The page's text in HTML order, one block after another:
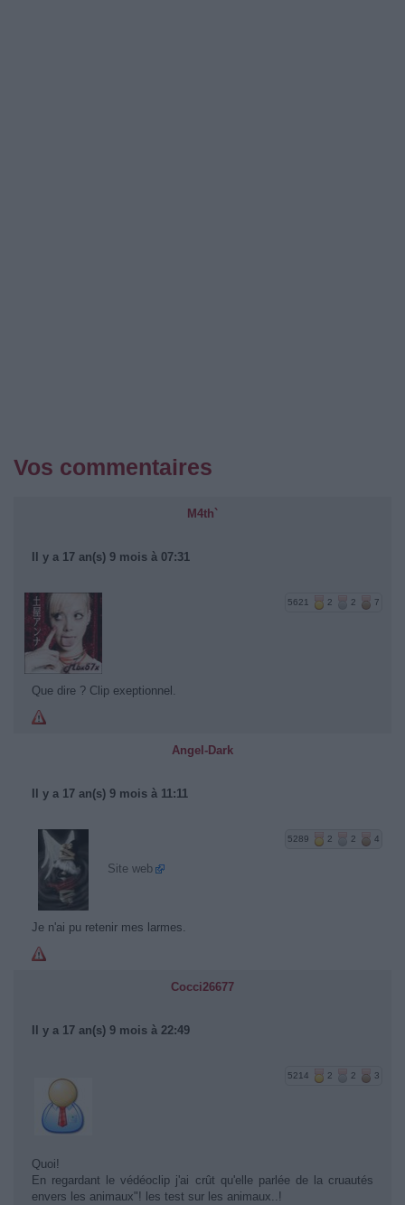
Vos commentaires
M4th`
Il y a 17 an(s) 9 mois à 07:31
5621 2 2 7
Que dire ? Clip exeptionnel.
Angel-Dark
Il y a 17 an(s) 9 mois à 11:11
5289 2 2 4
Site web
Je n'ai pu retenir mes larmes.
Cocci26677
Il y a 17 an(s) 9 mois à 22:49
5214 2 2 3
Quoi!
En regardant le védéoclip j'ai crût qu'elle parlée de la cruautés
envers les animaux"! les test sur les animaux..!